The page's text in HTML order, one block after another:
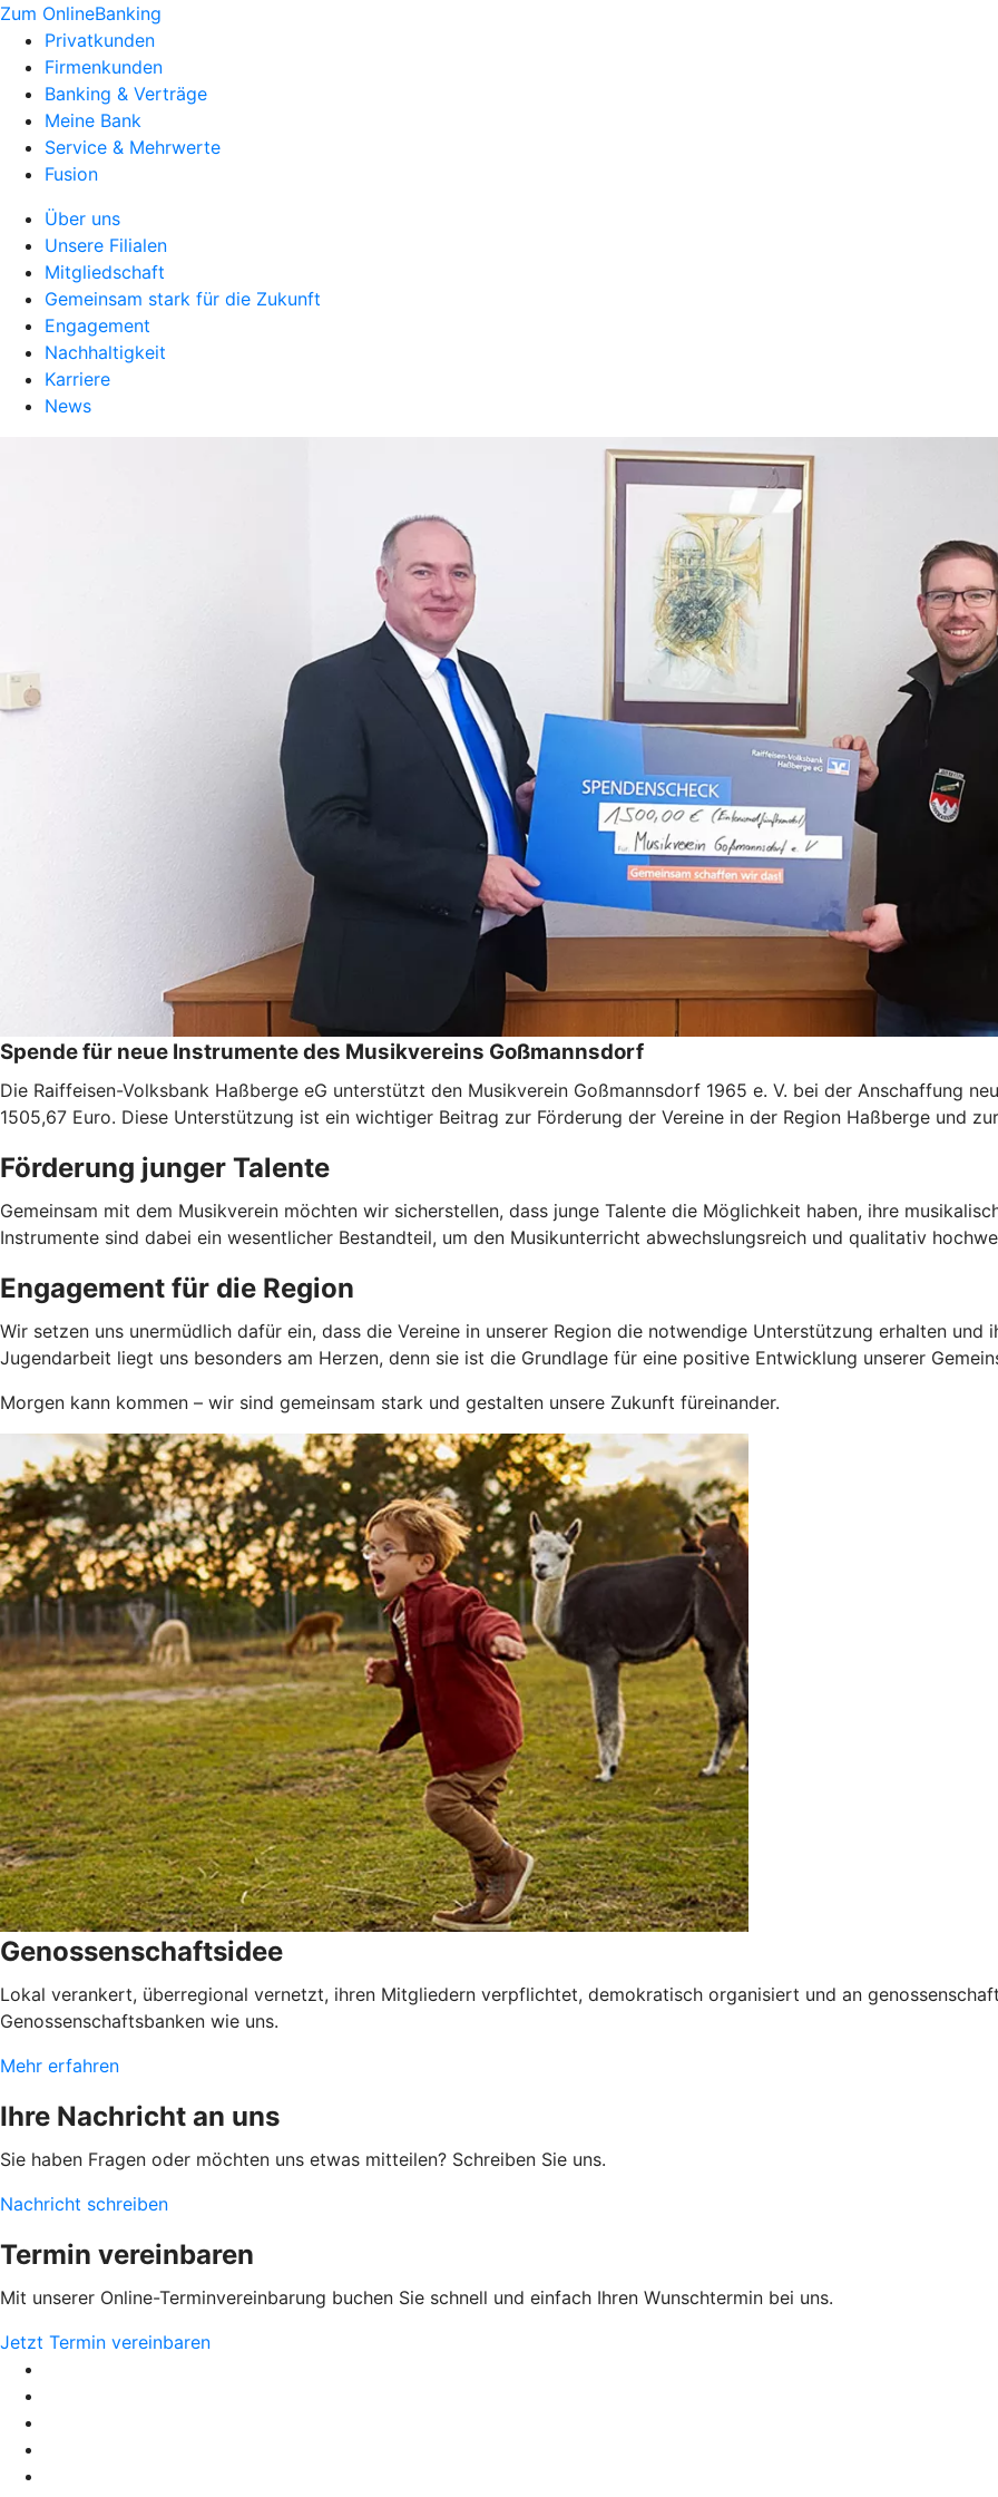
Zum OnlineBanking
Privatkunden
Firmenkunden
Banking & Verträge
Meine Bank
Service & Mehrwerte
Fusion
Über uns
Unsere Filialen
Mitgliedschaft
Gemeinsam stark für die Zukunft
Engagement
Nachhaltigkeit
Karriere
News
Spende für neue Instrumente des Musikvereins Goßmannsdorf
Die Raiffeisen-Volksbank Haßberge eG unterstützt den Musikverein Goßmannsdorf 1965 e. V. bei der Anschaffung
1505,67 Euro. Diese Unterstützung ist ein wichtiger Beitrag zur Förderung der Vereine in der Region Haßberge und
Förderung junger Talente
Gemeinsam mit dem Musikverein möchten wir sicherstellen, dass junge Talente die Möglichkeit haben, ihre
Instrumente sind dabei ein wesentlicher Bestandteil, um den Musikunterricht abwechslungsreich und qualitativ
Engagement für die Region
Wir setzen uns unermüdlich dafür ein, dass die Vereine in unserer Region die notwendige Unterstützung erhalten
Jugendarbeit liegt uns besonders am Herzen, denn sie ist die Grundlage für eine positive Entwicklung unserer
Morgen kann kommen – wir sind gemeinsam stark und gestalten unsere Zukunft füreinander.
Genossenschaftsidee
Lokal verankert, überregional vernetzt, ihren Mitgliedern verpflichtet, demokratisch organisiert und an
Genossenschaftsbanken wie uns.
Mehr erfahren
Ihre Nachricht an uns
Sie haben Fragen oder möchten uns etwas mitteilen? Schreiben Sie uns.
Nachricht schreiben
Termin vereinbaren
Mit unserer Online-Terminvereinbarung buchen Sie schnell und einfach Ihren Wunschtermin bei uns.
Jetzt Termin vereinbaren